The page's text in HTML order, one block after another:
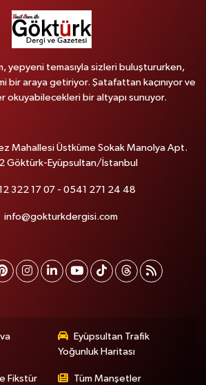
yepyeni temasıyla sizleri buluştururken,
bir araya getiriyor. Şatafattan kaçınıyor ve
okuyabilecekleri bir altyapı sunuyor.
Mahallesi Üstküme Sokak Manolya Apt.
Göktürk-Eyüpsultan/İstanbul
322 17 07 - 0541 271 24 48
info@gokturkdergisi.com
Eyüpsultan Trafik
Yoğunluk Haritası
Fikstür Tüm Manşetler